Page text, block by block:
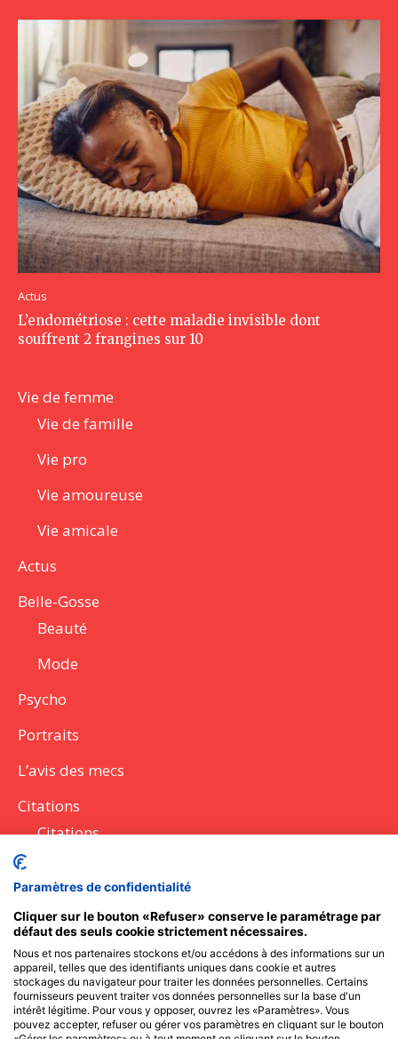
Actus
L’endométriose : cette maladie invisible dont
souffrent 2 frangines sur 10
Vie de femme
Vie de famille
Vie pro
Vie amoureuse
Vie amicale
Actus
Belle-Gosse
Beauté
Mode
Psycho
Portraits
L’avis des mecs
Citations
Citations
Questions à poser
Messages SMS
Paramètres de confidentialité
Cliquer sur le bouton «Refuser» conserve le paramétrage par
défaut des seuls cookie strictement nécessaires.
Nous et nos partenaires stockons et/ou accédons à des informations sur un
appareil, telles que des identifiants uniques dans cookie et autres
stockages du navigateur pour traiter les données personnelles. Certains
fournisseurs peuvent traiter vos données personnelles sur la base d'un
intérêt légitime. Pour vous y opposer, ouvrez les «Paramètres». Vous
pouvez accepter, refuser ou gérer vos paramètres en cliquant sur le bouton